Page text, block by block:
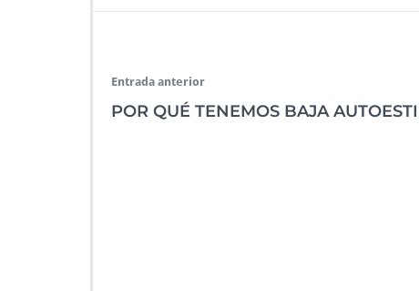
Entrada anterior
POR QUÉ TENEMOS BAJA